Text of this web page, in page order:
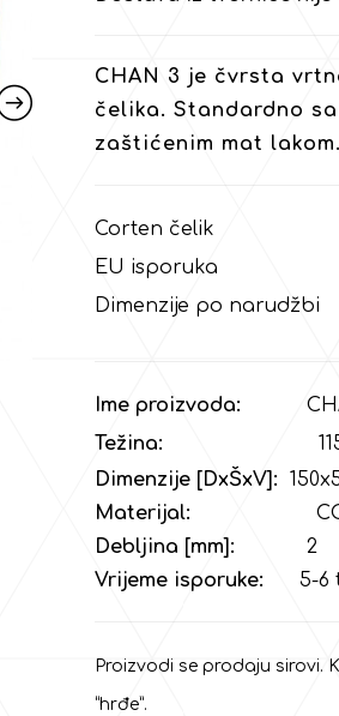
CHAN 3 je čvrsta
čelika. Standardno
zaštićenim mat
Corten čelik
EU isporuka
Dimenzije po narudžbi
Ime proizvoda:
Težina:
115
Dimenzije [DxŠxV]:
Materijal:
COR-
Debljina [mm]:
2
Vrijeme isporuke:
5-6
Proizvodi se prodaju sirovi.
“hrđe”.